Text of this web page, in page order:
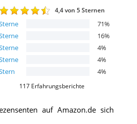
4,4von 5 Sternen
71%
16%
4%
4%
4%
117 Erfahrungsberichte
auf Amazon.de sich